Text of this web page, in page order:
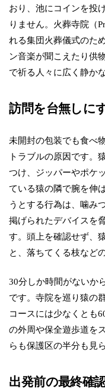
おり、池にコインを投
りません。火葬寺院（
れる集団火葬儀式のた
ン音楽が聞こえたり供
で祈る人々に広く静か
訪問を台無しに
未開封の包装でも食べ
トラブルの原因です。
つけ、ジッパーやポケ
ている猿の隣で腕を伸
うとする行為は、噛み
掲げられたデバイスを
す。頭上を確認せず、
と、落ちてくる枝など
30分しか時間がないか
です。寺院を巡り猿の
コースには少なくとも
の外周や保全遊歩道を
らも保護区の半分も見
出発前の最終確